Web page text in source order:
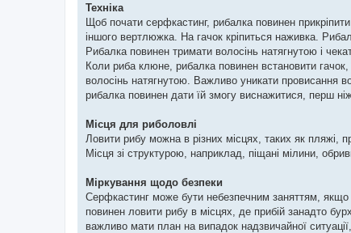
Техніка
Щоб почати серфкастинг, рибалка повинен
іншого вертлюжка. На гачок кріпиться наживка.
Рибалка повинен тримати волосінь натягнутою і
Коли риба клюне, рибалка повинен встановити
волосінь натягнутою. Важливо уникати провисання
рибалка повинен дати їй змогу виснажитися, перш ніж
Місця для риболовлі
Ловити рибу можна в різних місцях, таких як пляжі,
Місця зі структурою, наприклад, піщані мілини,
Міркування щодо безпеки
Серфкастинг може бути небезпечним заняттям, якщо
повинен ловити рибу в місцях, де прибій занадто
важливо мати план на випадок надзвичайної